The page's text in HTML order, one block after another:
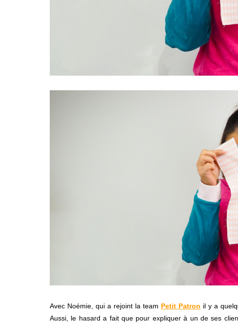
Avec Noémie, qui a rejoint la team Petit Patron il y a
Aussi, le hasard a fait que pour expliquer à un de ses